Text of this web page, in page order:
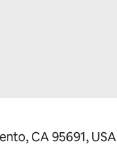
CA 95691, USA